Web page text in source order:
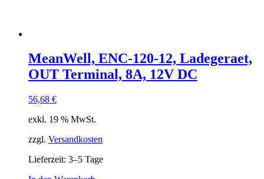
MeanWell, ENC-120-12, Ladegeraet,
OUT Terminal, 8A, 12V DC
56,68 €
exkl. 19 % MwSt.
zzgl. Versandkosten
Lieferzeit: 3–5 Tage